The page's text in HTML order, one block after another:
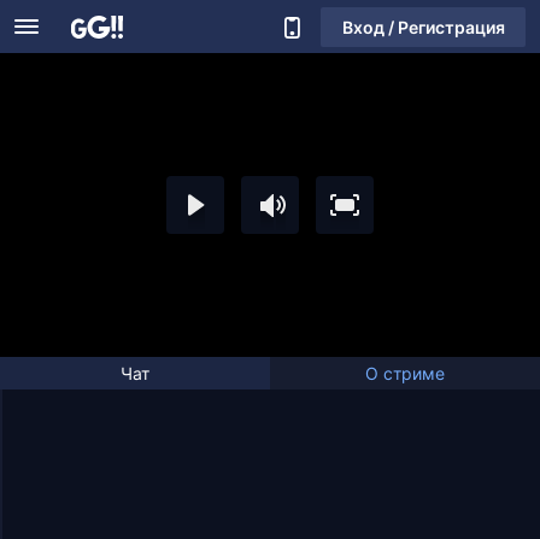
Вход / Регистрация
Чат О стриме